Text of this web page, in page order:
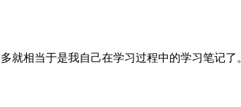
就相当于是我自己在学习过程中的学习笔记了